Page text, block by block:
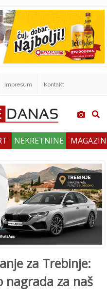
Impresum Kontakt
NEKRETNINE
za Trebinje:
nagrada za naš